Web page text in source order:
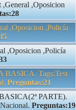
,Oposicion
,Oposicion ,Policía
,Oposicion ,Policía
BASICA. Tags:Test
Preguntas:21
PARTE).
Preguntas:19